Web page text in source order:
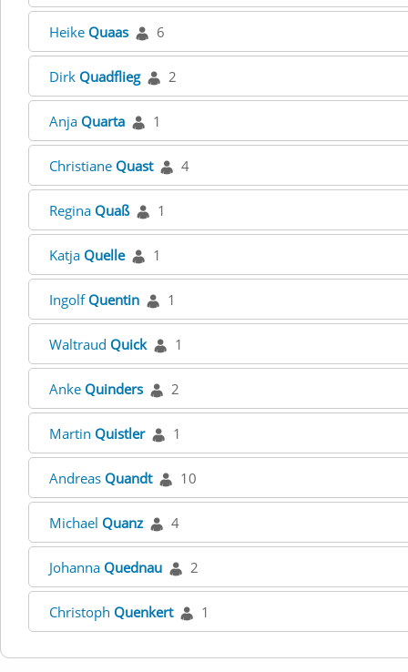
Heike Quaas 6
Dirk Quadflieg 2
Anja Quarta 1
Christiane Quast 4
Regina Quaß 1
Katja Quelle 1
Ingolf Quentin 1
Waltraud Quick 1
Anke Quinders 2
Martin Quistler 1
Andreas Quandt 10
Michael Quanz 4
Johanna Quednau 2
Christoph Quenkert 1